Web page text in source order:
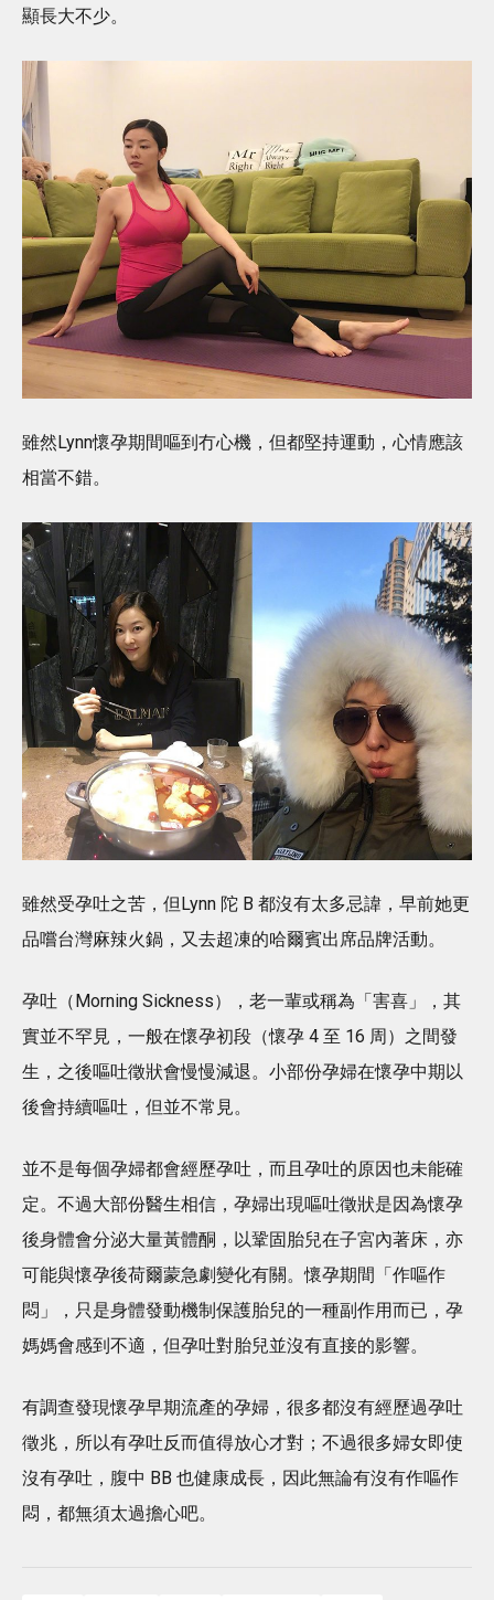
顯長大不少。
雖然Lynn懷孕期間嘔到冇心機，但都堅持運動，心情應該
相當不錯。
雖然受孕吐之苦，但Lynn 陀 B 都沒有太多忌諱，早前她更
品嚐台灣麻辣火鍋，又去超凍的哈爾賓出席品牌活動。
孕吐（Morning Sickness），老一輩或稱為「害喜」，其
實並不罕見，一般在懷孕初段（懷孕 4 至 16 周）之間發
生，之後嘔吐徵狀會慢慢減退。小部份孕婦在懷孕中期以
後會持續嘔吐，但並不常見。
並不是每個孕婦都會經歷孕吐，而且孕吐的原因也未能確
定。不過大部份醫生相信，孕婦出現嘔吐徵狀是因為懷孕
後身體會分泌大量黃體酮，以鞏固胎兒在子宮內著床，亦
可能與懷孕後荷爾蒙急劇變化有關。懷孕期間「作嘔作
悶」，只是身體發動機制保護胎兒的一種副作用而已，孕
媽媽會感到不適，但孕吐對胎兒並沒有直接的影響。
有調查發現懷孕早期流產的孕婦，很多都沒有經歷過孕吐
徵兆，所以有孕吐反而值得放心才對；不過很多婦女即使
沒有孕吐，腹中 BB 也健康成長，因此無論有沒有作嘔作
悶，都無須太過擔心吧。